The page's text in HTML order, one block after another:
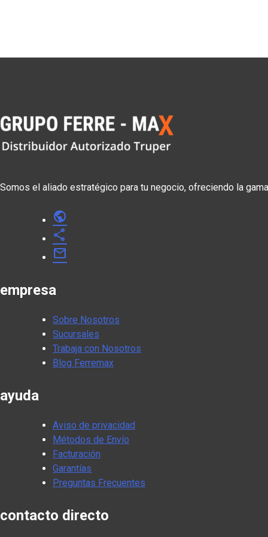
Somos el aliado estratégico para tu negocio, ofreciendo la
public
share
mail
empresa
Sobre Nosotros
Sucursales
Trabaja con Nosotros
Blog Ferremax
ayuda
Aviso de privacidad
Métodos de Envío
Facturación
Garantías
Preguntas Frecuentes
contacto directo